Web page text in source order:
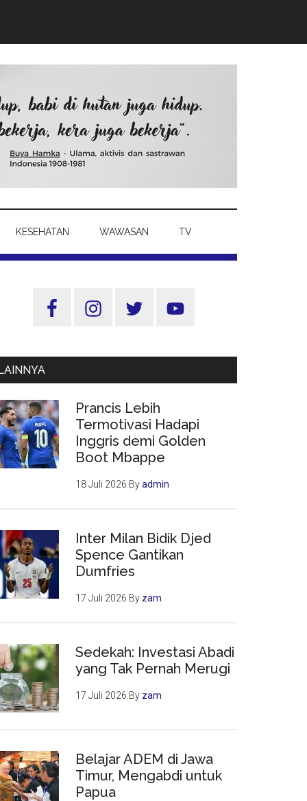
KESEHATAN WAWASAN TV
Prancis Lebih
Termotivasi Hadapi
Inggris demi Golden
Boot Mbappe
18 Juli 2026 Byadmin
Inter Milan Bidik Djed
Spence Gantikan
Dumfries
17 Juli 2026 By zam
Sedekah: Investasi Abadi
yang Tak Pernah Merugi
17 Juli 2026 By zam
Belajar ADEM di Jawa
Timur, Mengabdi untuk
Papua